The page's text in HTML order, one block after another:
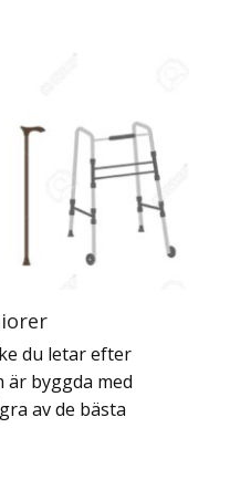
du letar efter
byggda med
av de bästa